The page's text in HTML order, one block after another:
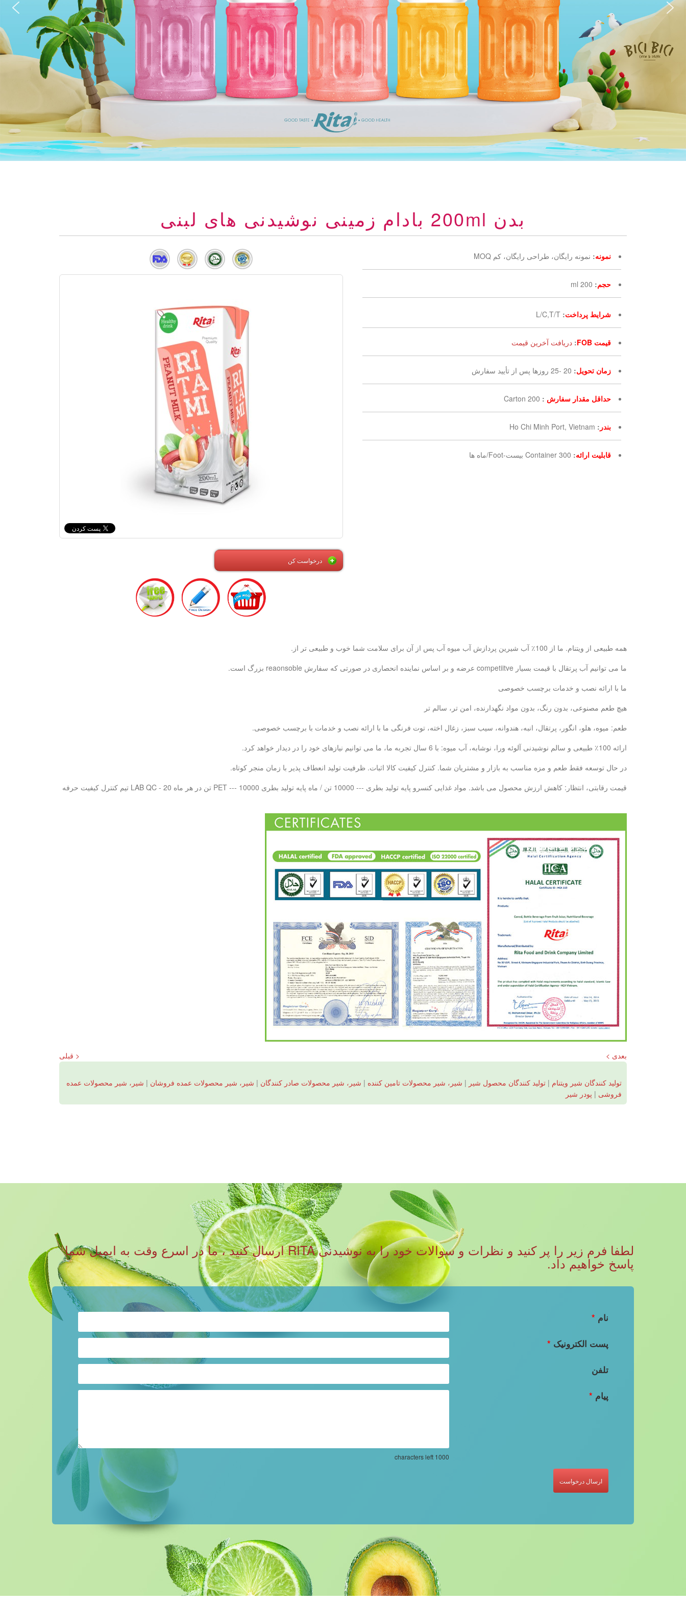
بدن 200ml بادام زمینی نوشیدنی های لبنی
درخواست کن
نمونه: نمونه رایگان، طراحی رایگان، کم MOQ
حجم:
200 ml
شرایط پرداخت:
L/C,T/T
قیمت FOB : دریافت آخرین قیمت
زمان تحویل: 20 -25 روزها پس از تأیید سفارش
حداقل مقدار سفارش :
200 Carton
بندر :
Ho Chi Minh Port, Vietnam
قابلیت ارائه: 300 Container بیست-Foot/ماه ها
همه طبیعی از ویتنام. ما از 100٪ آب شیرین پردازش آب میوه آب پس از آن برای سلامت شما خوب و طبیعی تر از.
ما می توانیم آب پرتقال با قیمت بسیار competiitve عرضه و بر اساس نماینده انحصاری در صورتی که سفارش reaonsoble بزرگ است.
ما با ارائه نصب و خدمات برچسب خصوصی
هیچ طعم مصنوعی، بدون رنگ، بدون مواد نگهدارنده، امن تر، سالم تر
طعم: میوه، هلو، انگور، پرتقال، انبه، هندوانه، سیب سبز، زغال اخته، توت فرنگی ما با ارائه نصب و خدمات با برچسب خصوصی.
ارائه 100٪ طبیعی و سالم نوشیدنی آلوئه ورا، نوشابه، آب میوه: با 6 سال تجربه ما، ما می توانیم نیازهای خود را در دیدار خواهد کرد.
در حال توسعه فقط طعم و مزه مناسب به بازار و مشتریان شما. کنترل کیفیت کالا اثبات. ظرفیت تولید انعطاف پذیر با زمان منجر کوتاه.
قیمت رقابتی، انتظار: کاهش ارزش محصول می باشد. مواد غذایی کنسرو پایه تولید بطری --- 10000 تن / ماه پایه تولید بطری PET --- 10000 تن در هر ماه LAB QC - 20 تیم کنترل کیفیت حرفه
< قبلی بعدی >
تولید کنندگان شیر ویتنام | تولید کنندگان محصول شیر | شیر، شیر محصولات تامین کننده | شیر، شیر محصولات صادر کنندگان | شیر، شیر محصولات عمده فروشان | شیر، شیر محصولات عمده
فروشی | پودر شیر
لطفا فرم زیر را پر کنید و نظرات و سوالات خود را به نوشیدنی RITA ارسال کنید ، ما در اسرع وقت به ایمیل شما
پاسخ خواهیم داد.
نام *
پست الکترونیک *
تلفن
پیام *
1000
ارسال درخواست